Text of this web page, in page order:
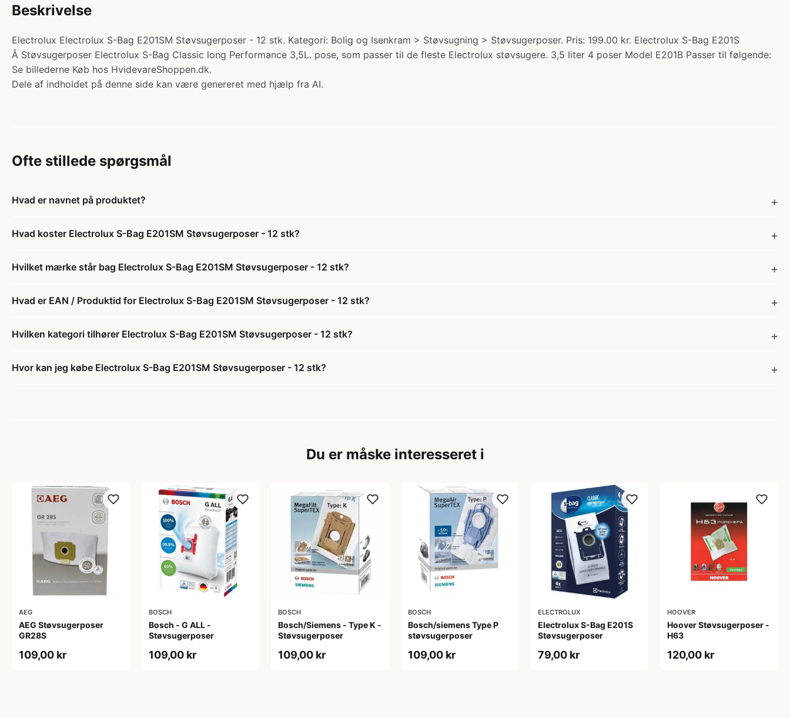
Beskrivelse
Electrolux Electrolux S-Bag E201SM Støvsugerposer - 12 stk. Kategori: Bolig og Isenkram > Støvsugning > Støvsugerposer. Pris: 199.00 kr. Electrolux S-Bag E201S
Â Støvsugerposer Electrolux S-Bag Classic long Performance 3,5L. pose, som passer til de fleste Electrolux støvsugere. 3,5 liter 4 poser Model E201B Passer til følgende:
Se billederne Køb hos HvidevareShoppen.dk.
Dele af indholdet på denne side kan være genereret med hjælp fra AI.
Ofte stillede spørgsmål
Hvad er navnet på produktet?
Hvad koster Electrolux S-Bag E201SM Støvsugerposer - 12 stk?
Hvilket mærke står bag Electrolux S-Bag E201SM Støvsugerposer - 12 stk?
Hvad er EAN / Produktid for Electrolux S-Bag E201SM Støvsugerposer - 12 stk?
Hvilken kategori tilhører Electrolux S-Bag E201SM Støvsugerposer - 12 stk?
Hvor kan jeg købe Electrolux S-Bag E201SM Støvsugerposer - 12 stk?
Du er måske interesseret i
AEG
AEG Støvsugerposer
GR28S
109,00 kr
BOSCH
Bosch - G ALL -
Støvsugerposer
109,00 kr
BOSCH
Bosch/Siemens - Type K -
Støvsugerposer
109,00 kr
BOSCH
Bosch/siemens Type P
støvsugerposer
109,00 kr
ELECTROLUX
Electrolux S-Bag E201S
Støvsugerposer
79,00 kr
HOOVER
Hoover Støvsugerposer -
H63
120,00 kr